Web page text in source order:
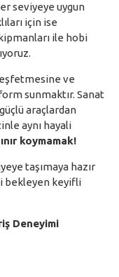
seviyeye uygun
için ise
ile hobi
ve
sunmaktır. Sanat
araçlardan
aynı hayali
koymamak!
taşımaya hazır
bekleyen keyifli
Deneyimi